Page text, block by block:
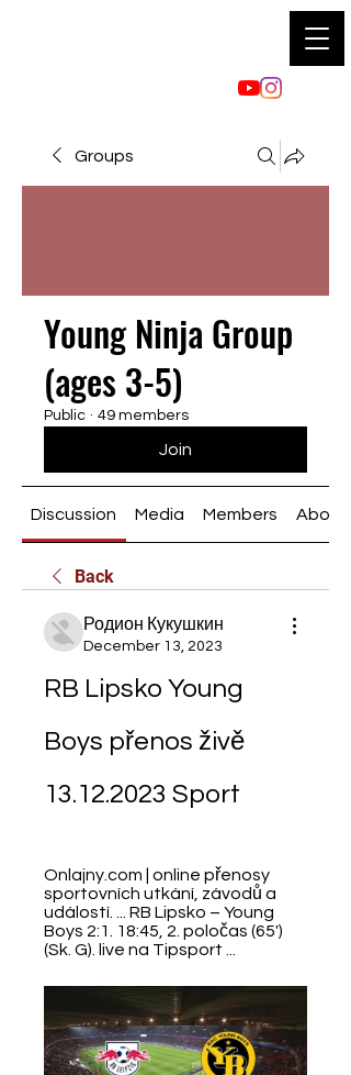
Groups
Young Ninja Group
(ages 3-5)
Public · 49 members
Join
Discussion Media Members About
Back
Родион Кукушкин
December 13, 2023
RB Lipsko Young
Boys přenos živě
13.12.2023 Sport
Onlajny.com | online přenosy
sportovních utkání, závodů a
událostí. ... RB Lipsko – Young
Boys 2:1. 18:45, 2. poločas (65')
(Sk. G). live na Tipsport ...